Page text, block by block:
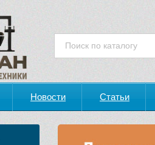
Новости Статьи